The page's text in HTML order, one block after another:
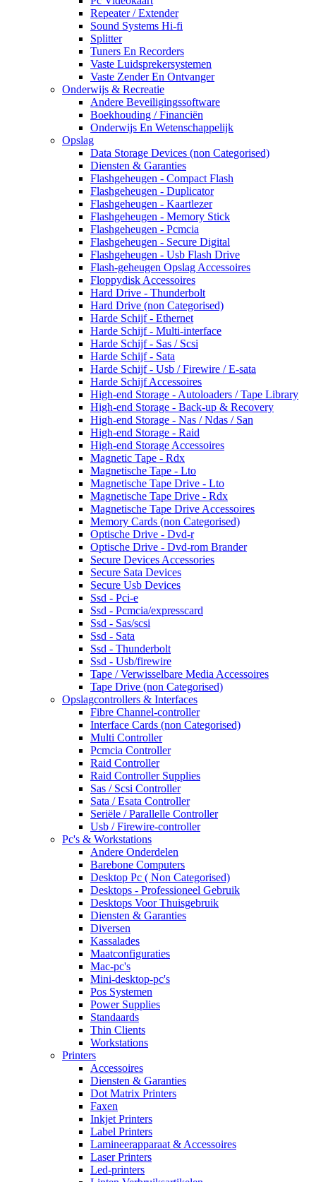
Repeater / Extender
Sound Systems Hi-fi
Splitter
Tuners En Recorders
Vaste Luidsprekersystemen
Vaste Zender En Ontvanger
Onderwijs & Recreatie
Andere Beveiligingssoftware
Boekhouding / Financiën
Onderwijs En Wetenschappelijk
Opslag
Data Storage Devices (non Categorised)
Diensten & Garanties
Flashgeheugen - Compact Flash
Flashgeheugen - Duplicator
Flashgeheugen - Kaartlezer
Flashgeheugen - Memory Stick
Flashgeheugen - Pcmcia
Flashgeheugen - Secure Digital
Flashgeheugen - Usb Flash Drive
Flash-geheugen Opslag Accessoires
Floppydisk Accessoires
Hard Drive - Thunderbolt
Hard Drive (non Categorised)
Harde Schijf - Ethernet
Harde Schijf - Multi-interface
Harde Schijf - Sas / Scsi
Harde Schijf - Sata
Harde Schijf - Usb / Firewire / E-sata
Harde Schijf Accessoires
High-end Storage - Autoloaders / Tape Library
High-end Storage - Back-up & Recovery
High-end Storage - Nas / Ndas / San
High-end Storage - Raid
High-end Storage Accessoires
Magnetic Tape - Rdx
Magnetische Tape - Lto
Magnetische Tape Drive - Lto
Magnetische Tape Drive - Rdx
Magnetische Tape Drive Accessoires
Memory Cards (non Categorised)
Optische Drive - Dvd-r
Optische Drive - Dvd-rom Brander
Secure Devices Accessories
Secure Sata Devices
Secure Usb Devices
Ssd - Pci-e
Ssd - Pcmcia/expresscard
Ssd - Sas/scsi
Ssd - Sata
Ssd - Thunderbolt
Ssd - Usb/firewire
Tape / Verwisselbare Media Accessoires
Tape Drive (non Categorised)
Opslagcontrollers & Interfaces
Fibre Channel-controller
Interface Cards (non Categorised)
Multi Controller
Pcmcia Controller
Raid Controller
Raid Controller Supplies
Sas / Scsi Controller
Sata / Esata Controller
Seriële / Parallelle Controller
Usb / Firewire-controller
Pc's & Workstations
Andere Onderdelen
Barebone Computers
Desktop Pc ( Non Categorised)
Desktops - Professioneel Gebruik
Desktops Voor Thuisgebruik
Diensten & Garanties
Diversen
Kassalades
Maatconfiguraties
Mac-pc's
Mini-desktop-pc's
Pos Systemen
Power Supplies
Standaards
Thin Clients
Workstations
Printers
Accessoires
Diensten & Garanties
Dot Matrix Printers
Faxen
Inkjet Printers
Label Printers
Lamineerapparaat & Accessoires
Laser Printers
Led-printers